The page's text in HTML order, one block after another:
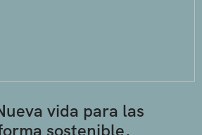
vida para las
sostenible,